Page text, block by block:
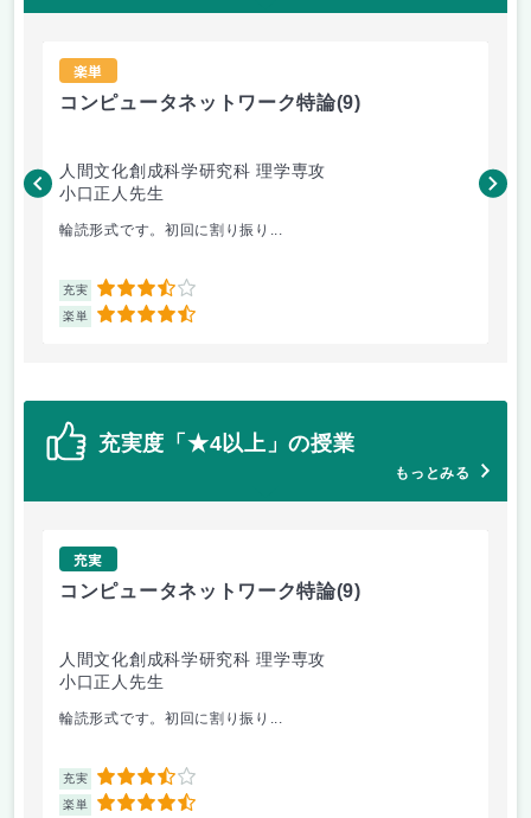
楽単
コンピュータネットワーク特論(9)
人間文化創成科学研究科 理学専攻
小口正人先生
輪読形式です。初回に割り振り...
充実 3.5
楽単 4.5
森
充実度「★4以上」の授業
もっとみる
充実
コンピュータネットワーク特論(9)
人間文化創成科学研究科 理学専攻
小口正人先生
輪読形式です。初回に割り振り...
充実 3.5
楽単 4.5